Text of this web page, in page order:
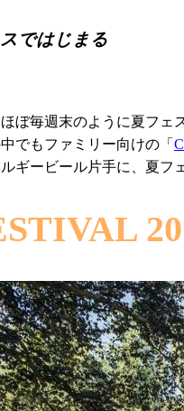
ではじまる
ぼ毎週末のように夏フ
でもファミリー向けの「
ギービール片手に、夏フ